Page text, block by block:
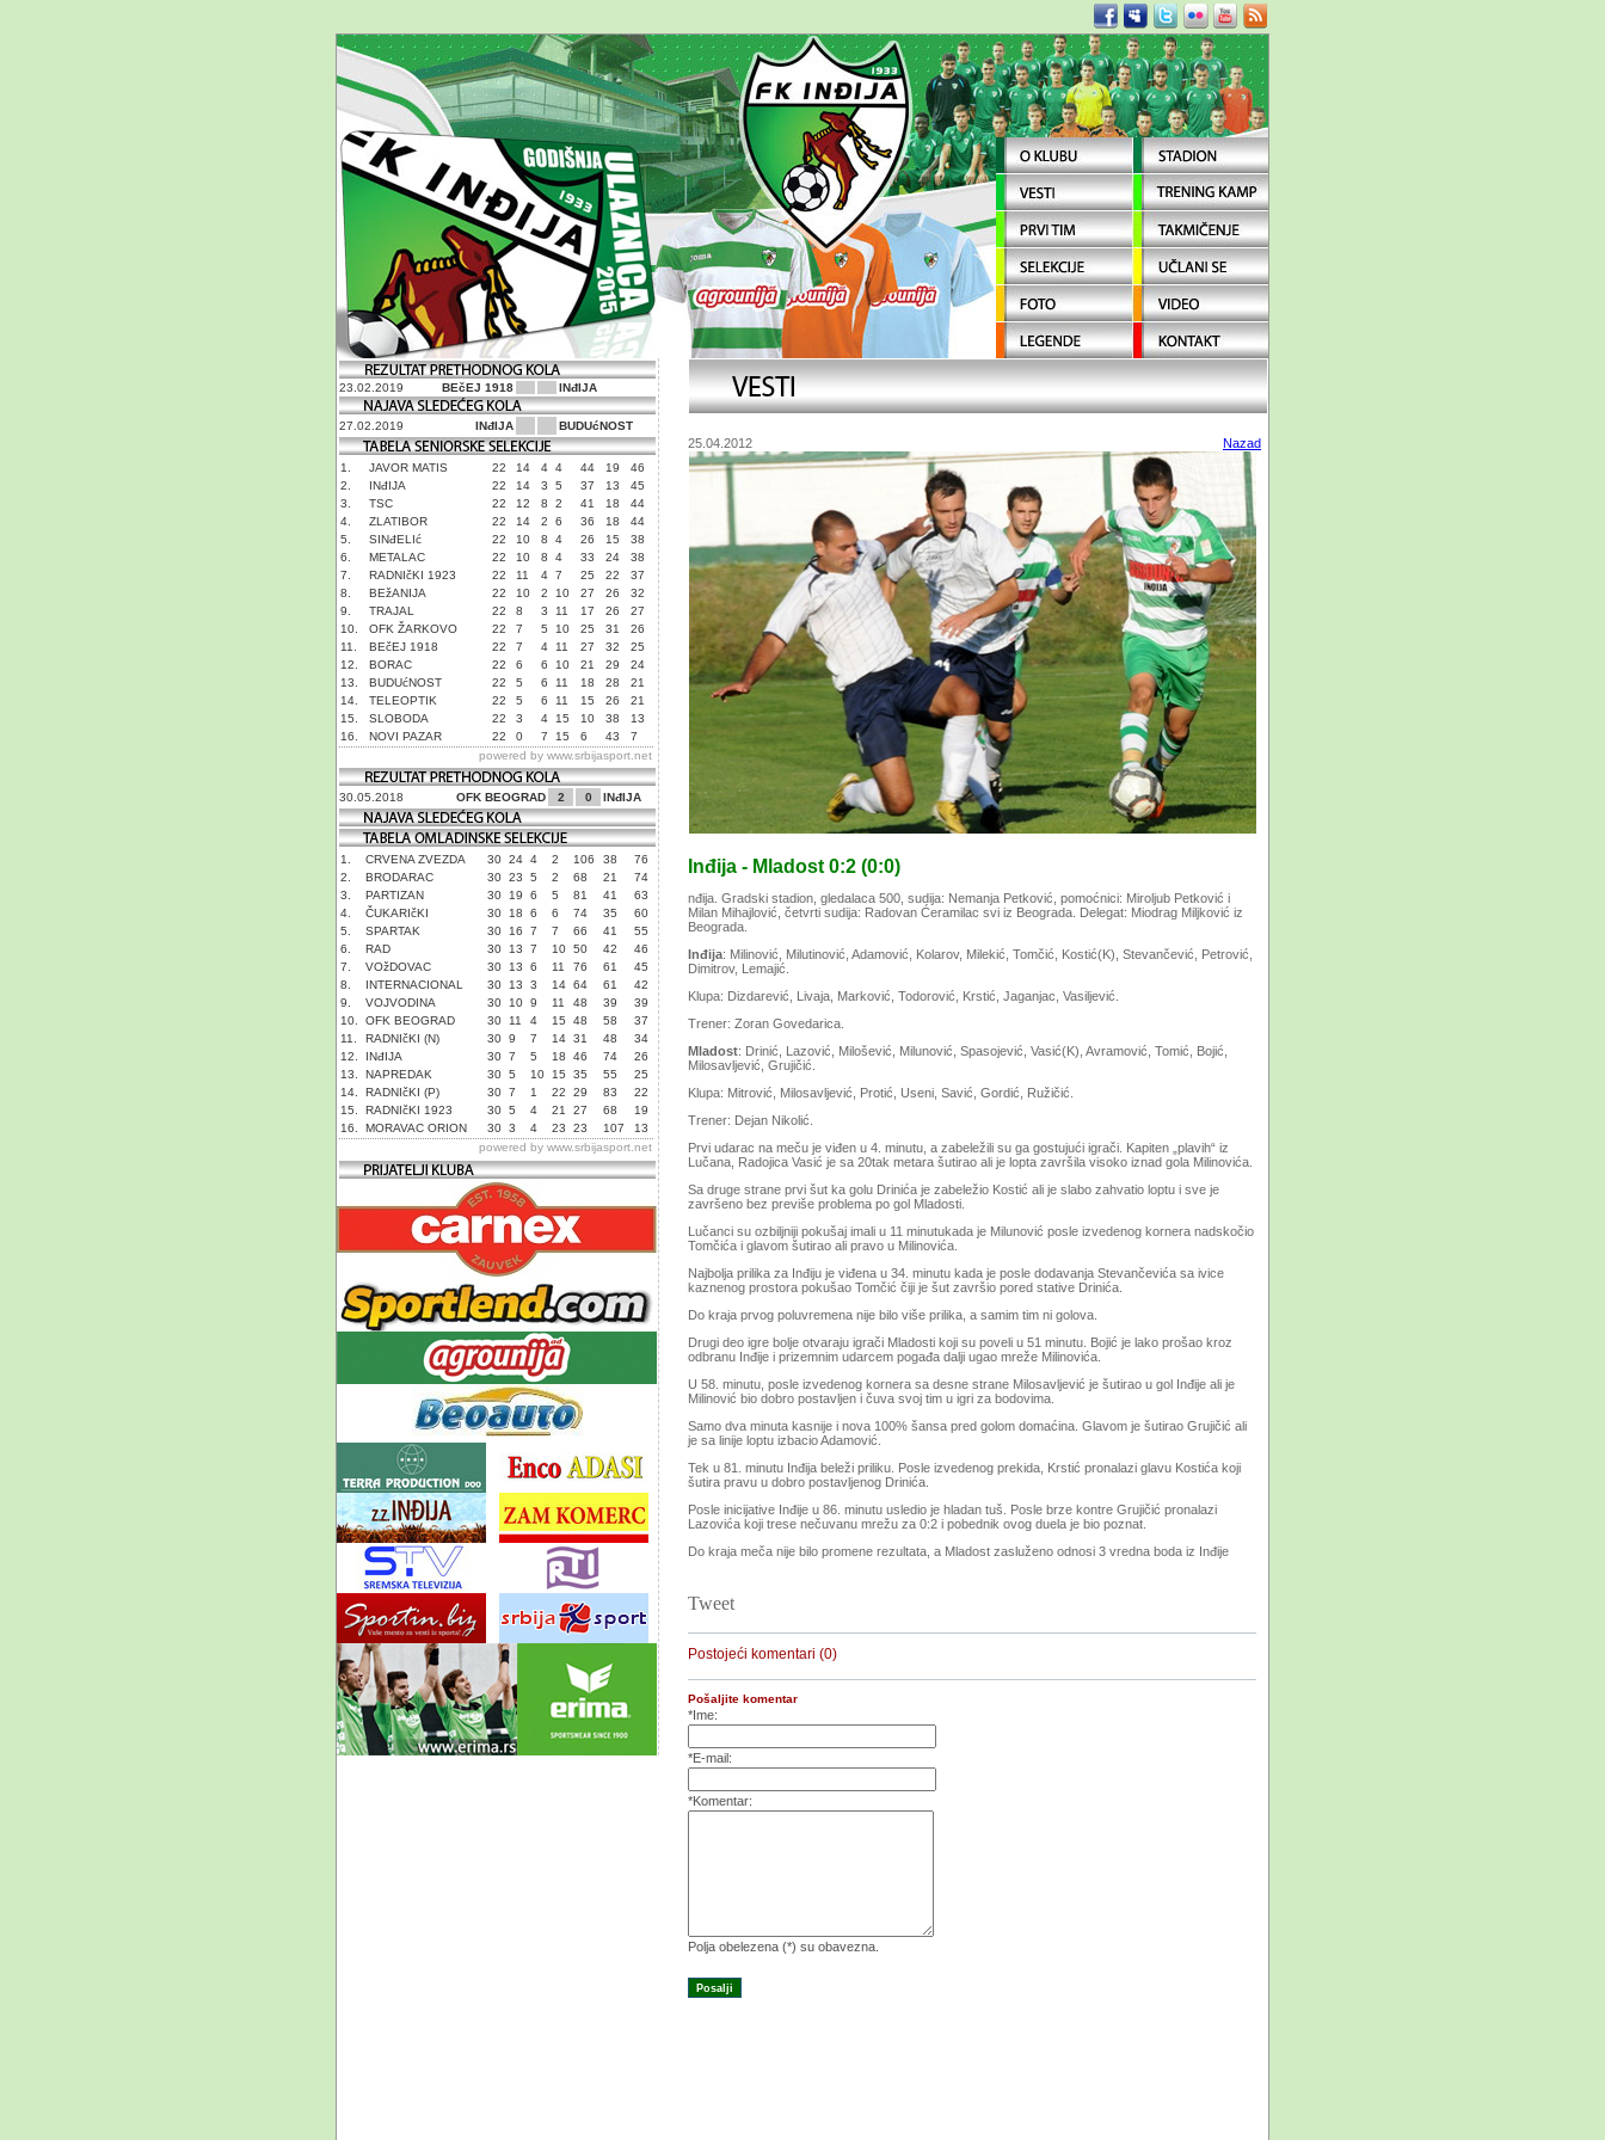
23.02.2019 BEčEJ 1918 INđIJA
27.02.2019 INđIJA BUDUćNOST
1. JAVOR MATIS 22 14 4 4 44 19
46
2.
INđIJA 22 14 3 5 37 13
45
3.
TSC 22 12 8 2 41 18
44
4.
ZLATIBOR 22 14 2 6 36 18
44
5.
SINđELIć 22 10 8 4 26 15
38
6.
METALAC 22 10 8 4 33 24
38
7.
RADNIčKI 1923 22 11 4 7 25 22
37
8.
BEžANIJA 22 10 2 10 27 26
32
9.
TRAJAL 22 8 3 11 17 26
27
10.
OFK ŽARKOVO 22 7 5 10 25 31
26
11.
BEčEJ 1918 22 7 4 11 27 32
25
12.
BORAC 22 6 6 10 21 29
24
13.
BUDUćNOST 22 5 6 11 18 28
21
14.
TELEOPTIK 22 5 6 11 15 26
21
15.
SLOBODA 22 3 4 15 10 38
13
16.
NOVI PAZAR 22 0 7 15 6 43
7
powered by www.srbijasport.net
30.05.2018 OFK BEOGRAD 2 0 INđIJA
1. CRVENA ZVEZDA 30 24 4 2 106 38
76
2.
BRODARAC 30 23 5 2 68 21
74
3.
PARTIZAN 30 19 6 5 81 41
63
4.
ČUKARIčKI 30 18 6 6 74 35
60
5.
SPARTAK 30 16 7 7 66 41
55
6.
RAD 30 13 7 10 50 42
46
7.
VOžDOVAC 30 13 6 11 76 61
45
8.
INTERNACIONAL 30 13 3 14 64 61
42
9.
VOJVODINA 30 10 9 11 48 39
39
10.
OFK BEOGRAD 30 11 4 15 48 58
37
11.
RADNIčKI (N) 30 9 7 14 31 48
34
12.
INđIJA 30 7 5 18 46 74
26
13.
NAPREDAK 30 5 10 15 35 55
25
14.
RADNIčKI (P) 30 7 1 22 29 83
22
15.
RADNIčKI 1923 30 5 4 21 27 68
19
16.
MORAVAC ORION 30 3 4 23 23 107
13
powered by www.srbijasport.net
25.04.2012 Nazad
Inđija - Mladost 0:2 (0:0)
nđija. Gradski stadion, gledalaca 500, sudija: Nemanja Petković, pomoćnici: Miroljub Petković i
Milan Mihajlović, četvrti sudija: Radovan Ćeramilac svi iz Beograda. Delegat: Miodrag Miljković iz
Beograda.
Inđija: Milinović, Milutinović, Adamović, Kolarov, Milekić, Tomčić, Kostić(K), Stevančević, Petrović,
Dimitrov, Lemajić.
Klupa: Dizdarević, Livaja, Marković, Todorović, Krstić, Jaganjac, Vasiljević.
Trener: Zoran Govedarica.
Mladost: Drinić, Lazović, Milošević, Milunović, Spasojević, Vasić(K), Avramović, Tomić, Bojić,
Milosavljević, Grujičić.
Klupa: Mitrović, Milosavljević, Protić, Useni, Savić, Gordić, Ružičić.
Trener: Dejan Nikolić.
Prvi udarac na meču je viđen u 4. minutu, a zabeležili su ga gostujući igrači. Kapiten „plavih“ iz
Lučana, Radojica Vasić je sa 20tak metara šutirao ali je lopta završila visoko iznad gola Milinovića.
Sa druge strane prvi šut ka golu Drinića je zabeležio Kostić ali je slabo zahvatio loptu i sve je
završeno bez previše problema po gol Mladosti.
Lučanci su ozbiljniji pokušaj imali u 11 minutukada je Milunović posle izvedenog kornera nadskočio
Tomčića i glavom šutirao ali pravo u Milinovića.
Najbolja prilika za Inđiju je viđena u 34. minutu kada je posle dodavanja Stevančevića sa ivice
kaznenog prostora pokušao Tomčić čiji je šut završio pored stative Drinića.
Do kraja prvog poluvremena nije bilo više prilika, a samim tim ni golova.
Drugi deo igre bolje otvaraju igrači Mladosti koji su poveli u 51 minutu. Bojić je lako prošao kroz
odbranu Inđije i prizemnim udarcem pogađa dalji ugao mreže Milinovića.
U 58. minutu, posle izvedenog kornera sa desne strane Milosavljević je šutirao u gol Inđije ali je
Milinović bio dobro postavljen i čuva svoj tim u igri za bodovima.
Samo dva minuta kasnije i nova 100% šansa pred golom domaćina. Glavom je šutirao Grujičić ali
je sa linije loptu izbacio Adamović.
Tek u 81. minutu Inđija beleži priliku. Posle izvedenog prekida, Krstić pronalazi glavu Kostića koji
šutira pravu u dobro postavljenog Drinića.
Posle inicijative Inđije u 86. minutu usledio je hladan tuš. Posle brze kontre Grujičić pronalazi
Lazovića koji trese nečuvanu mrežu za 0:2 i pobednik ovog duela je bio poznat.
Do kraja meča nije bilo promene rezultata, a Mladost zasluženo odnosi 3 vredna boda iz Inđije
Tweet
Postojeći komentari (0)
Pošaljite komentar
*Ime:
*E-mail:
*Komentar:
Polja obelezena (*) su obavezna.